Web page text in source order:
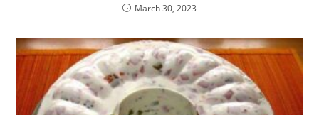
March 30, 2023